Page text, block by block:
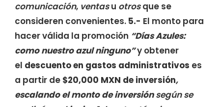
comunicación, ventasu otrosque se
consideren convenientes. 5.- El monto para
hacer válida la promoción “Días Azules:
como nuestro azul ninguno”y obtener
el descuento en gastos administrativos es
a partir de $20,000 MXN de inversión,
escalando el monto de inversiónsegún se